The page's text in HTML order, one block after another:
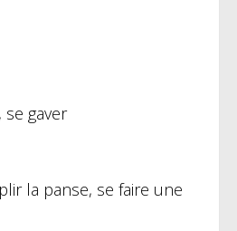
gaver
la panse, se faire une